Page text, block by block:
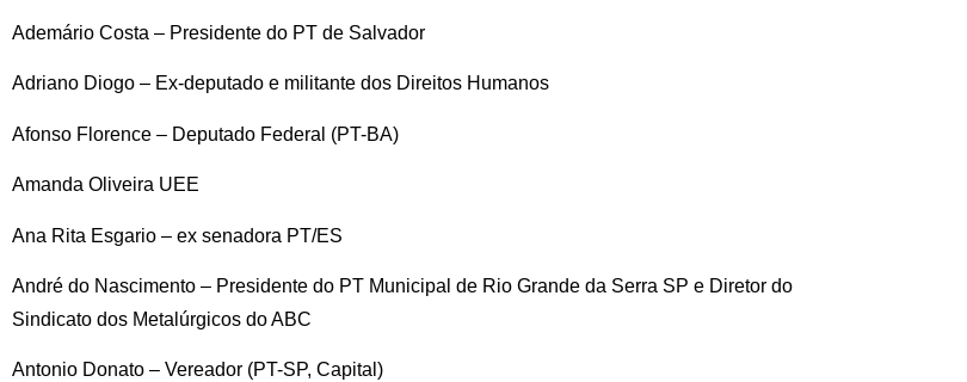
Ademário Costa – Presidente do PT de Salvador
Adriano Diogo – Ex-deputado e militante dos Direitos Humanos
Afonso Florence – Deputado Federal (PT-BA)
Amanda Oliveira UEE
Ana Rita Esgario – ex senadora PT/ES
André do Nascimento – Presidente do PT Municipal de Rio Grande da Serra SP e Diretor do
Sindicato dos Metalúrgicos do ABC
Antonio Donato – Vereador (PT-SP, Capital)